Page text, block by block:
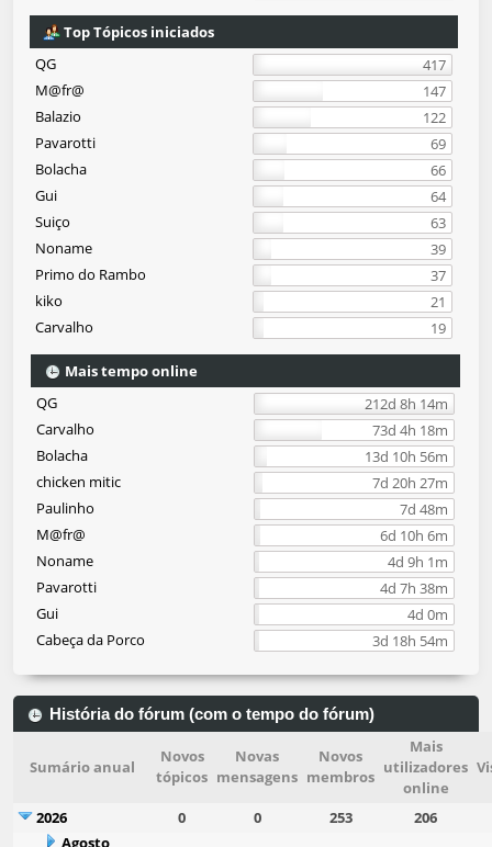
Top Tópicos iniciados
QG
417
M@fr@
147
Balazio
122
Pavarotti
69
Bolacha
66
Gui
64
Suiço
63
Noname
39
Primo do Rambo
37
kiko
21
Carvalho
19
Mais tempo online
QG
212d 8h 14m
Carvalho
73d 4h 18m
Bolacha
13d 10h 56m
chicken mitic
7d 20h 27m
Paulinho
7d 48m
M@fr@
6d 10h 6m
Noname
4d 9h 1m
Pavarotti
4d 7h 38m
Gui
4d 0m
Cabeça da Porco
3d 18h 54m
História do fórum (com o tempo do fórum)
Sumário anual
Novos
tópicos
Novas
mensagens
Novos
membros
Mais
utilizadores
online
2026 0 0 253
206
Agosto